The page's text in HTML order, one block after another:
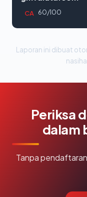
CA 60/100
Laporan ini dibuat
Periksa
dalam
Tanpa